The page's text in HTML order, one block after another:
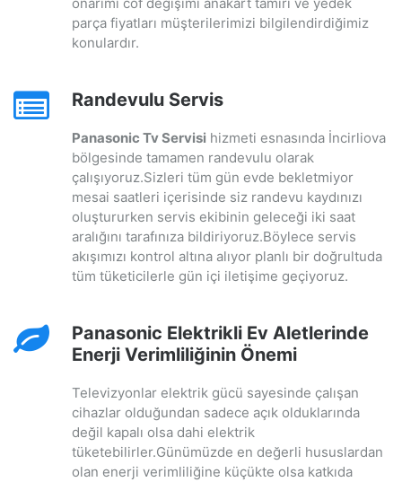
parça fiyatları müşterilerimizi bilgilendirdiğimiz
konulardır.
Randevulu Servis
Panasonic Tv Servisi hizmeti esnasında İncirliova
bölgesinde tamamen randevulu olarak
çalışıyoruz.Sizleri tüm gün evde bekletmiyor
mesai saatleri içerisinde siz randevu kaydınızı
oluştururken servis ekibinin geleceği iki saat
aralığını tarafınıza bildiriyoruz.Böylece servis
akışımızı kontrol altına alıyor planlı bir doğrultuda
tüm tüketicilerle gün içi iletişime geçiyoruz.
Panasonic Elektrikli Ev Aletlerinde
Enerji Verimliliğinin Önemi
Televizyonlar elektrik gücü sayesinde çalışan
cihazlar olduğundan sadece açık olduklarında
değil kapalı olsa dahi elektrik
tüketebilirler.Günümüzde en değerli hususlardan
olan enerji verimliliğine küçükte olsa katkıda